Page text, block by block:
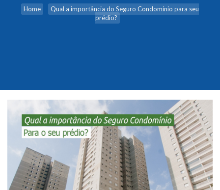
Home
Qual a importância do Seguro Condomínio para seu
prédio?